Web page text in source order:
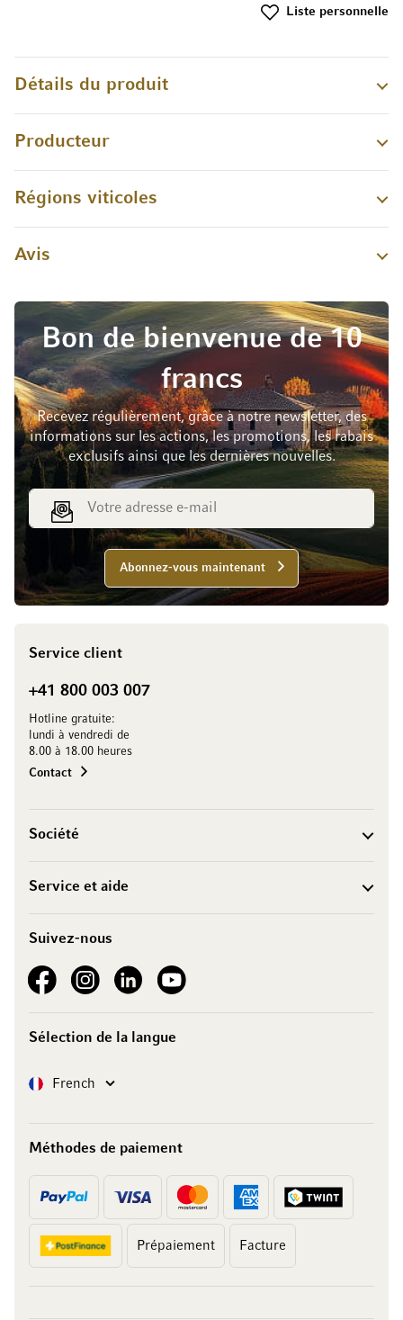
Liste personnelle
Détails du produit
Producteur
Régions viticoles
Avis
Bon de bienvenue de 10
francs
Recevez régulièrement, grâce à notre newsletter, des
informations sur les actions, les promotions, les rabais
exclusifs ainsi que les dernières nouvelles.
Adresse e-mail
Abonnez-vous maintenant
Service client
+41 800 003 007
Hotline gratuite:
lundi à vendredi de
8.00 à 18.00 heures
Contact
Société
Service et aide
Suivez-nous
See our FacebookSee our Instagram account
See our LinkedInSee our YouTube channel
Sélection de la langue
LangueFrench
Méthodes de paiement
Prépaiement Facture